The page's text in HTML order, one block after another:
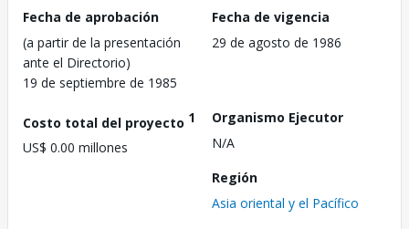
Fecha de aprobación
(a partir de la presentación
ante el Directorio)
19 de septiembre de 1985
Fecha de vigencia
29 de agosto de 1986
Costo total del proyecto 1
US$ 0.00 millones
Organismo Ejecutor
N/A
Región
Asia oriental y el Pacífico